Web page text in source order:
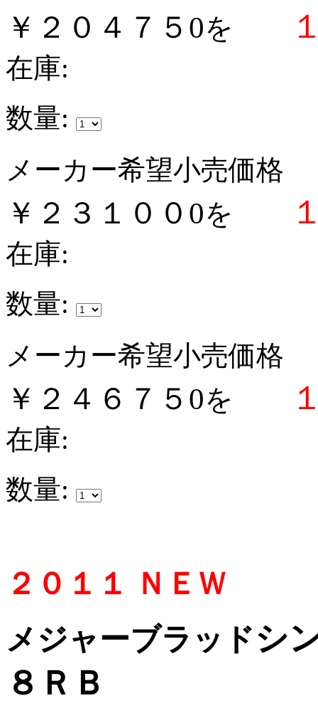
￥２０４７５0を
在庫:
数量:
メーカー希望小売価格
￥２３１００0を
在庫:
数量:
メーカー希望小売価格
￥２４６７５0を
在庫:
数量:
２０１１ ＮＥＷ
メジャーブラッドシ
８ＲＢ